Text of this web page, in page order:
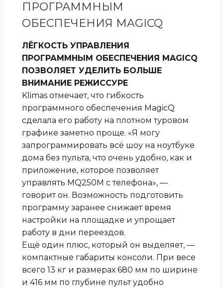
ПРОГРАММНЫМ
ОБЕСПЕЧЕНИЯ MAGICQ
ЛЁГКОСТЬ УПРАВЛЕНИЯ
ПРОГРАММНЫМ ОБЕСПЕЧЕНИЯ MAGICQ
ПОЗВОЛЯЕТ УДЕЛИТЬ БОЛЬШЕ
ВНИМАНИЕ РЕЖИССУРЕ
Klimas отмечает, что гибкость
программного обеспечения MagicQ
сделала его работу на плотном туровом
графике заметно проще. «Я могу
запрограммировать всё шоу на ноутбуке
дома без пульта, что очень удобно, как и
приложение, которое позволяет
управлять MQ250M с телефона», —
говорит он. Возможность подготовить
программу заранее снижает время
настройки на площадке и упрощает
работу в дни переездов.
Ещё один плюс, который он выделяет, —
компактные габариты консоли. При весе
всего 13 кг и размерах 680 мм по ширине
и 416 мм по глубине пульт удобно